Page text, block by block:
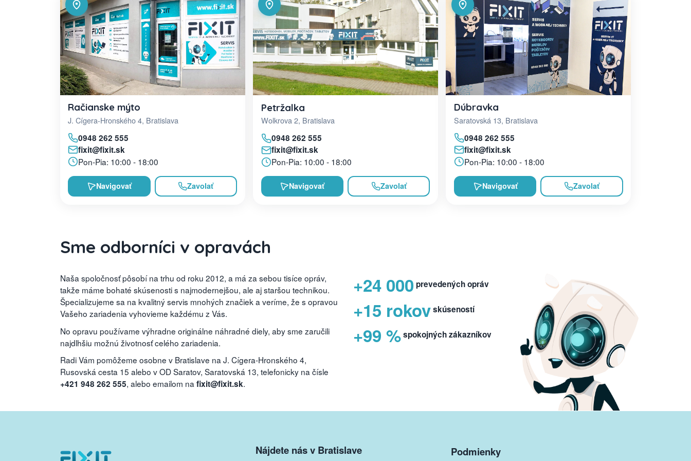
Račianske mýto
J. Cígera-Hronského 4, Bratislava
0948 262 555
fixit@fixit.sk
Pon-Pia: 10:00 - 18:00
Navigovať Zavolať
Petržalka
Wolkrova 2, Bratislava
0948 262 555
fixit@fixit.sk
Pon-Pia: 10:00 - 18:00
Navigovať Zavolať
Dúbravka
Saratovská 13, Bratislava
0948 262 555
fixit@fixit.sk
Pon-Pia: 10:00 - 18:00
Navigovať Zavolať
Sme odborníci v opravách
Naša spoločnosť pôsobí na trhu od roku 2012, a má za sebou tisíce opráv,
takže máme bohaté skúsenosti s najmodernejšou, ale aj staršou technikou.
Špecializujeme sa na kvalitný servis mnohých značiek a veríme, že s opravou
Vašeho zariadenia vyhovieme každému z Vás.
No opravu používame výhradne originálne náhradné diely, aby sme zaručili
najdlhšiu možnú životnosť celého zariadenia.
Radi Vám pomôžeme osobne v Bratislave na J. Cígera-Hronského 4,
Rusovská cesta 15 alebo v OD Saratov, Saratovská 13, telefonicky na čísle
+421 948 262 555, alebo emailom na fixit@fixit.sk.
+24 000 prevedených opráv
+15 rokovskúseností
+99 %spokojných zákazníkov
Nájdete nás v Bratislave Podmienky